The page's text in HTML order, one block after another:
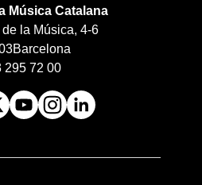
Música Catalana
la Música, 4-6
Barcelona
295 72 00